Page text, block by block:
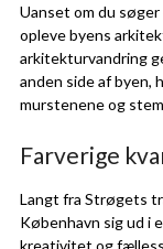
Uanset om du
opleve byens
arkitekturvandring
anden side af byen,
murstenene og
Farverige
Langt fra Strøgets
København sig ud i
kreativitet og